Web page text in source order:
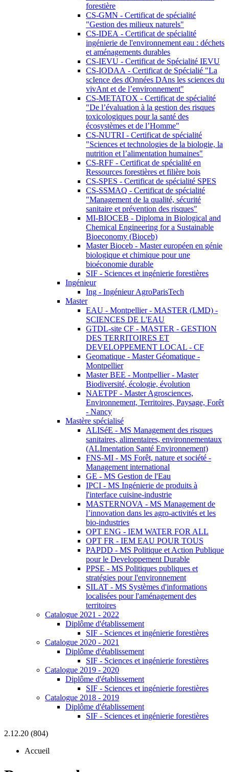
forestière
CS-GMN - Certificat de spécialité
"Gestion des milieux naturels"
CS-IDEA - Certificat de spécialité
ingénierie de l'environnement eau : déchets
et aménagements durables
CS-IEVU - Certificat de Spécialité IEVU
CS-IODAA - Certificat de Spécialié "La
scIence des dOnnées DAns les sciences du
vivAnt et de l’environnement"
CS-METATOX - Certificat de spécialité
"De l’évaluation à la gestion des risques
toxicologiques pour la santé des
écosystèmes et de l’Homme"
CS-NUTRI - Certificat de spécialité
"Sciences et technologies de la biologie, la
nutrition et l’alimentation humaines"
CS-RFF - Certificat de spécialité en
Ressources forestières et filière bois
CS-SPES - Certificat de spécialité SPES
CS-SSMAQ - Certificat de spécialité
"Management de la qualité, sécurité
sanitaire et prévention des risques"
MI-BIOCEB - Diploma in Biological and
Chemical Engineering for a Sustainable
Bioeconomy (Bioceb)
Master Bioceb - Master européen en génie
biologique et chimique pour une
bioéconomie durable
SIF - Sciences et ingénierie forestières
Ingénieur
Ing - Ingénieur AgroParisTech
Master
EAU - Montpellier - MASTER (LMD) -
SCIENCES DE L'EAU
GTDL-site CF - MASTER - GESTION
DES TERRITOIRES ET
DEVELOPPEMENT LOCAL - CF
Geomatique - Master Géomatique -
Montpellier
Master BEE - Montpellier - Master
Biodiversité, écologie, évolution
NAETPF - Master Agrosciences,
Environnement, Territoires, Paysage, Forêt
- Nancy
Mastère spécialisé
ALISéE - MS Management des risques
sanitaires, alimentaires, environnementaux
(ALImentation Santé Environnement)
FNS-MI - MS Forêt, nature et société -
Management international
GE - MS Gestion de l'Eau
IPCI - MS Ingénierie de produits à
l'interface cuisine-industrie
MASTERNOVA - MS Management de
l’innovation dans les agro-activités et les
bio-industries
OPT ENG - IEM WATER FOR ALL
OPT FR - IEM EAU POUR TOUS
PAPDD - MS Politique et Action Publique
pour le Developpement Durable
PPSE - MS Politiques publiques et
stratégies pour l'environnement
SILAT - MS Systèmes d'informations
localisées pour l'aménagement des
territoires
Catalogue 2021 - 2022
Diplôme d'établissement
SIF - Sciences et ingénierie forestières
Catalogue 2020 - 2021
Diplôme d'établissement
SIF - Sciences et ingénierie forestières
Catalogue 2019 - 2020
Diplôme d'établissement
SIF - Sciences et ingénierie forestières
Catalogue 2018 - 2019
Diplôme d'établissement
SIF - Sciences et ingénierie forestières
2.12.20 (804)
Accueil